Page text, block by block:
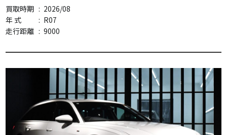
買取時期 : 2026/08
年 式
: R07
走行距離 : 9000